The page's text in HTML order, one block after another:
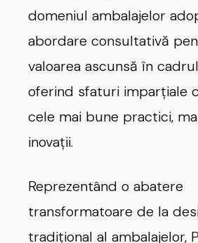
domeniul ambalajelor
abordare consultativă
valoarea ascunsă în
oferind sfaturi imparțiale
cele mai bune practici,
inovații.
Reprezentând o abatere
transformatoare de la
tradițional al ambalajelor,